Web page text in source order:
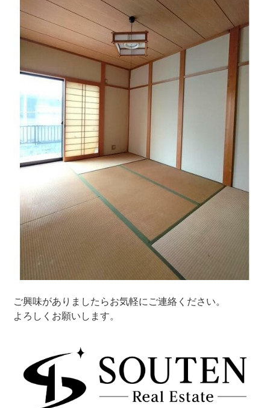
ご興味がありましたらお気軽にご連絡ください。
よろしくお願いします。